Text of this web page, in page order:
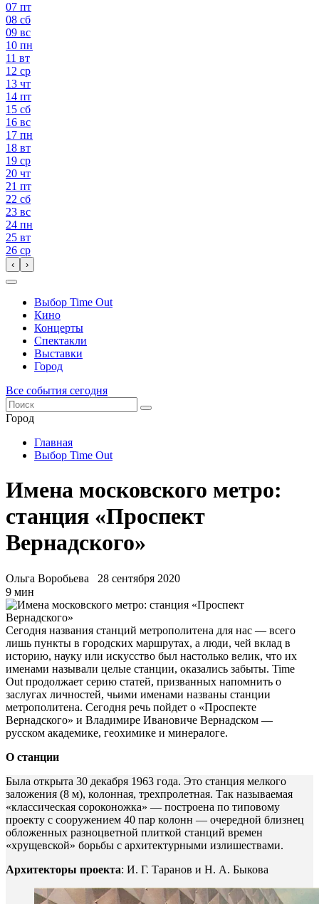
07 пт
08 сб
09 вс
10 пн
11 вт
12 ср
13 чт
14 пт
15 сб
16 вс
17 пн
18 вт
19 ср
20 чт
21 пт
22 сб
23 вс
24 пн
25 вт
26 ср
‹ ›
Выбор Time Out
Кино
Концерты
Спектакли
Выставки
Город
Все события сегодня
Город
Главная
Выбор Time Out
Имена московского метро:
станция «Проспект
Вернадского»
Ольга Воробьева
28 сентября 2020
9 мин
Сегодня названия станций метрополитена для нас — всего
лишь пункты в городских маршрутах, а люди, чей вклад в
историю, науку или искусство был настолько велик, что их
именами называли целые станции, оказались забыты. Time
Out продолжает серию статей, призванных напомнить о
заслугах личностей, чьими именами названы станции
метрополитена. Сегодня речь пойдет о «Проспекте
Вернадского» и Владимире Ивановиче Вернадском —
русском академике, геохимике и минералоге.
О станции
Была открыта 30 декабря 1963 года. Это станция мелкого
заложения (8 м), колонная, трехпролетная. Так называемая
«классическая сороконожка» — построена по типовому
проекту с сооружением 40 пар колонн — очередной близнец
обложенных разноцветной плиткой станций времен
«хрущевской» борьбы с архитектурными излишествами.
Архитекторы проекта: И. Г. Таранов и Н. А. Быкова